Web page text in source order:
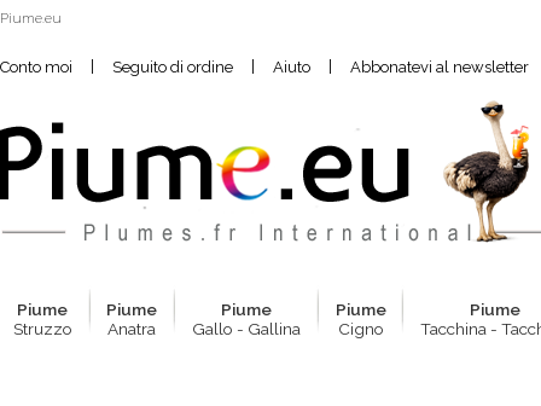
Piume.eu
Conto moi | Seguito di ordine | Aiuto | Abbonatevi al newsletter
Piume
Struzzo
Piume
Anatra
Piume
Gallo - Gallina
Piume
Cigno
Piume
Tacchina -